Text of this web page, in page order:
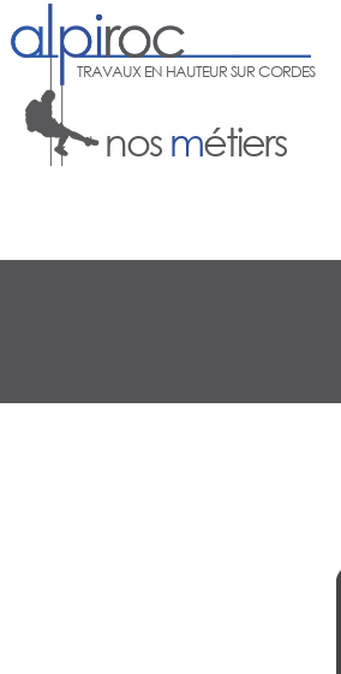
TRAVAUX EN HAUTEUR SUR CORDES
nos métiers